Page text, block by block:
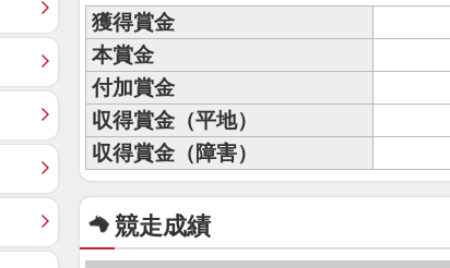
獲得賞金
本賞金
付加賞金
収得賞金（平地）
収得賞金（障害）
競走成績